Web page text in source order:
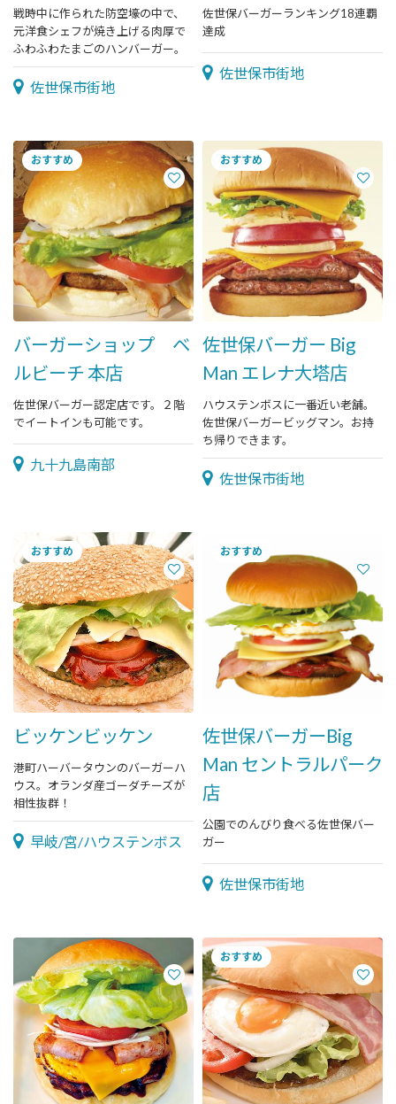
戦時中に作られた防空壕の中で、
元洋食シェフが焼き上げる肉厚で
ふわふわたまごのハンバーガー。
佐世保市街地
佐世保バーガーランキング18連覇
達成
佐世保市街地
バーガーショップ ベ
ルビーチ 本店
佐世保バーガー認定店です。２階
でイートインも可能です。
九十九島南部
佐世保バーガー Big
Man エレナ大塔店
ハウステンボスに一番近い老舗。
佐世保バーガービッグマン。お持
ち帰りできます。
佐世保市街地
ビッケンビッケン
港町ハーバータウンのバーガーハ
ウス。オランダ産ゴーダチーズが
相性抜群！
早岐/宮/ハウステンボス
佐世保バーガーBig
Man セントラルパーク
店
公園でのんびり食べる佐世保バー
ガー
佐世保市街地